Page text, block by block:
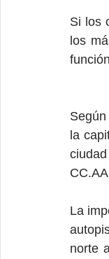
Si los
los
la
La
norte